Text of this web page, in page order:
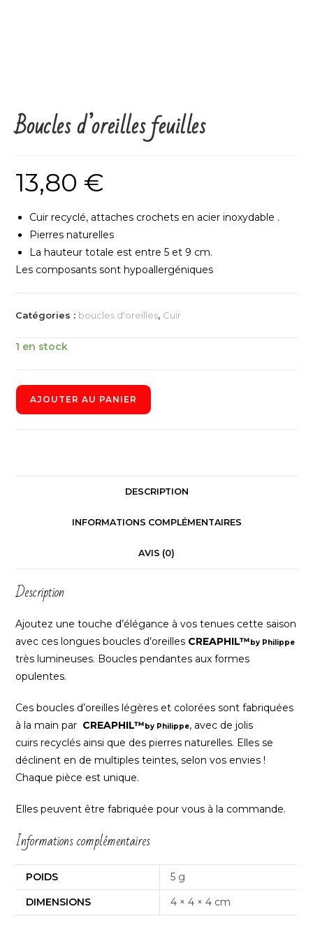
Boucles d’oreilles feuilles
13,80 €
Cuir recyclé, attaches crochets en acier inoxydable .
Pierres naturelles
La hauteur totale est entre 5 et 9 cm.
Les composants sont hypoallergéniques
Catégories : boucles d'oreilles, Cuir
1 en stock
AJOUTER AU PANIER
DESCRIPTION
INFORMATIONS COMPLÉMENTAIRES
AVIS (0)
Description
Ajoutez une touche d’élégance à vos tenues cette saison
avec ces longues boucles d’oreilles CREAPHIL™ by Philippe
très lumineuses. Boucles pendantes aux formes
opulentes.
Ces boucles d’oreilles légères et colorées sont fabriquées
à la main par CREAPHIL™ by Philippe, avec de jolis
cuirs recyclés ainsi que des pierres naturelles. Elles se
déclinent en de multiples teintes, selon vos envies !
Chaque pièce est unique.
Elles peuvent être fabriquée pour vous à la commande.
Informations complémentaires
POIDS
5 g
DIMENSIONS
4 × 4 × 4 cm